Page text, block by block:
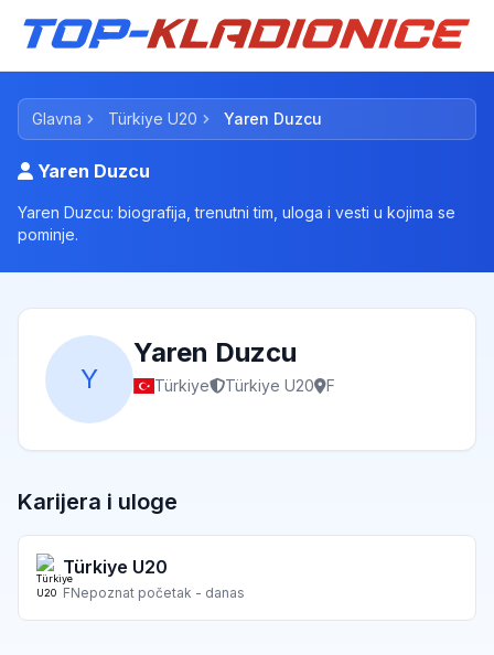
Glavna Türkiye U20 Yaren Duzcu
Yaren Duzcu
Yaren Duzcu: biografija, trenutni tim, uloga i vesti u kojima se
pominje.
Y
Yaren Duzcu
Türkiye Türkiye U20 F
Karijera i uloge
Türkiye U20
FNepoznat početak - danas